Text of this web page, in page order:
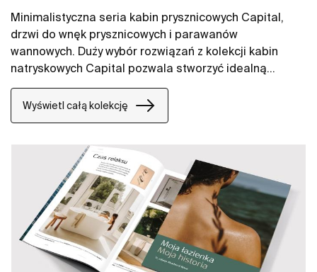
Minimalistyczna seria kabin prysznicowych Capital,
drzwi do wnęk prysznicowych i parawanów
wannowych. Duży wybór rozwiązań z kolekcji kabin
natryskowych Capital pozwala stworzyć idealną
przestrzeń kąpielową.
Wyświetl całą kolekcję